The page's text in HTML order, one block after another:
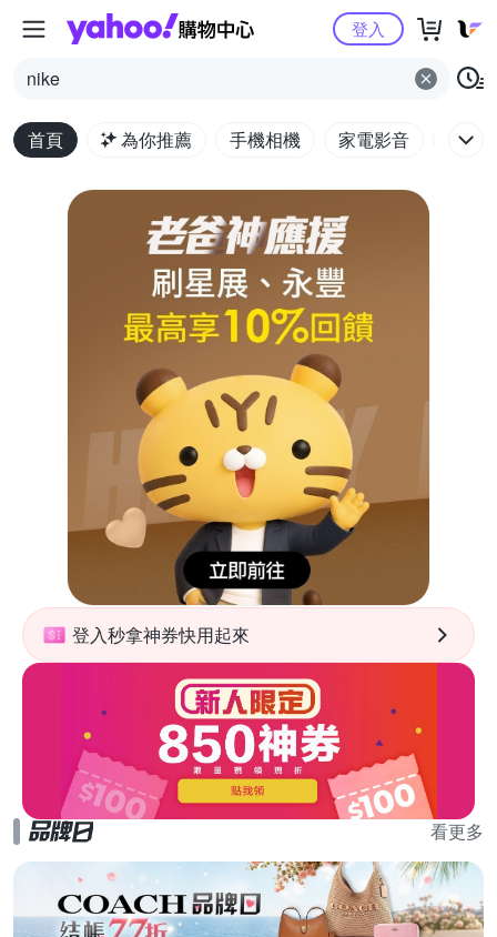
Yahoo購物中心
nike
登入
首頁 為你推薦 手機相機 家電影音 電腦
登入秒拿神券快用起來
看更多